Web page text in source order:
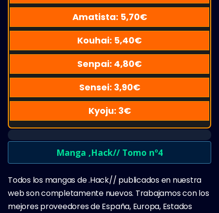
Amatista: 5,70€
Kouhai: 5,40€
Senpai: 4,80€
Sensei: 3,90€
Kyoju: 3€
Manga ,Hack// Tomo nº4
Todos los mangas de .Hack// publicados en nuestra
web son completamente nuevos. Trabajamos con los
mejores proveedores de España, Europa, Estados